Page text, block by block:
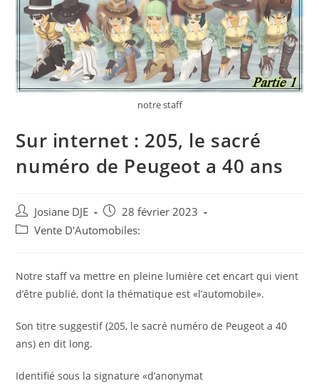
notre staff
Sur internet : 205, le sacré
numéro de Peugeot a 40 ans
Auteur/autrice
de
Josiane DJE
Post
published:
28 février 2023
PostVente D'Automobiles:
Notre staff va mettre en pleine lumière cet encart qui vient
d’être publié, dont la thématique est «l’automobile».
Son titre suggestif (205, le sacré numéro de Peugeot a 40
ans) en dit long.
Identifié sous la signature «d’anonymat